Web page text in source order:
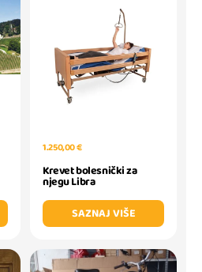
1.250,00 €
Krevet bolesnički za
njegu Libra
SAZNAJ VIŠE